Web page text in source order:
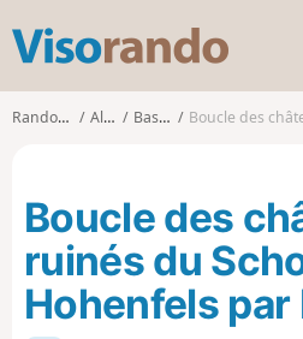
s
o
d
o
Randonnées Alsace Bas-Rhin Boucle des châteaux
Boucle des
ruinés du
Hohenfels par